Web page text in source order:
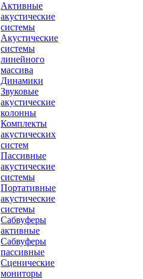
Активные
акустические
системы
Акустические
системы
линейного
массива
Динамики
Звуковые
акустические
колонны
Комплекты
акустических
систем
Пассивные
акустические
системы
Портативные
акустические
системы
Сабвуферы
активные
Сабвуферы
пассивные
Сценические
мониторы